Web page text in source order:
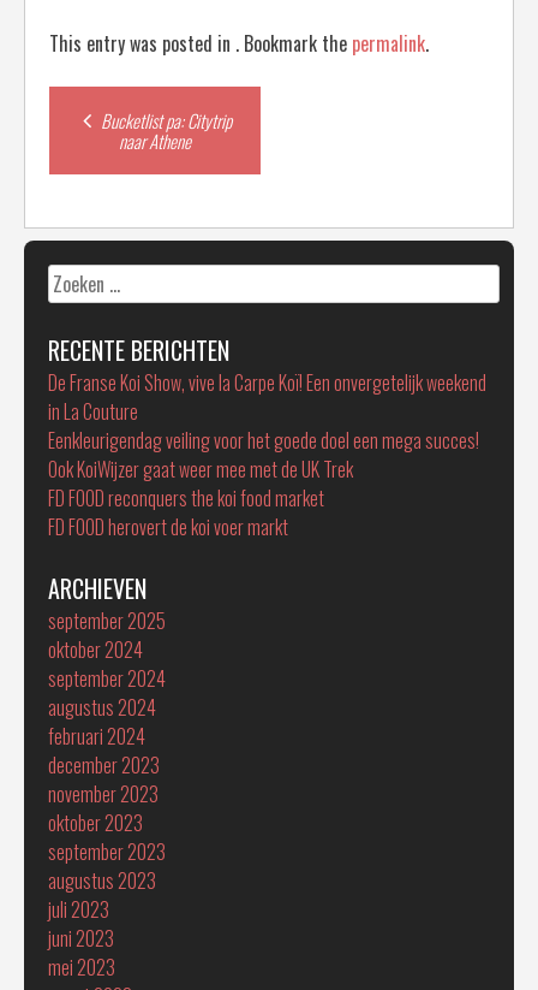
This entry was posted in . Bookmark the permalink.
Post
navigation
Bucketlist pa: Citytrip
naar Athene
Zoeken
naar:
RECENTE BERICHTEN
De Franse Koi Show, vive la Carpe Koï! Een onvergetelijk weekend
in La Couture
Eenkleurigendag veiling voor het goede doel een mega succes!
Ook KoiWijzer gaat weer mee met de UK Trek
FD FOOD reconquers the koi food market
FD FOOD herovert de koi voer markt
ARCHIEVEN
september 2025
oktober 2024
september 2024
augustus 2024
februari 2024
december 2023
november 2023
oktober 2023
september 2023
augustus 2023
juli 2023
juni 2023
mei 2023